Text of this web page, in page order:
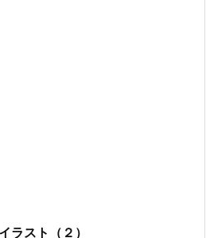
ラスト（２）